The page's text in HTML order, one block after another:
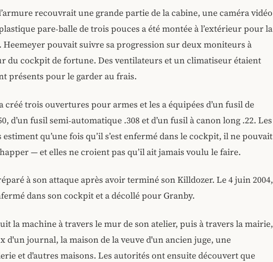
recouvrait une grande partie de la cabine, une caméra vidéo
pare‑balle de trois pouces a été montée à l’extérieur pour la
pouvait suivre sa progression sur deux moniteurs à
du cockpit de fortune. Des ventilateurs et un climatiseur étaient
présents pour le garder au frais.
créé trois ouvertures pour armes et les a équipées d’un fusil de
d’un fusil semi‑automatique .308 et d’un fusil à canon long .22. Les
qu’une fois qu’il s’est enfermé dans le cockpit, il ne pouvait
— et elles ne croient pas qu’il ait jamais voulu le faire.
à son attaque après avoir terminé son Killdozer. Le 4 juin 2004,
dans son cockpit et a décollé pour Granby.
la machine à travers le mur de son atelier, puis à travers la mairie,
d'un journal, la maison de la veuve d'un ancien juge, une
et d'autres maisons. Les autorités ont ensuite découvert que